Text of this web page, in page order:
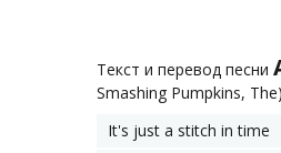
Текст и перевод песни
Smashing Pumpkins, The)
It's just a stitch in time